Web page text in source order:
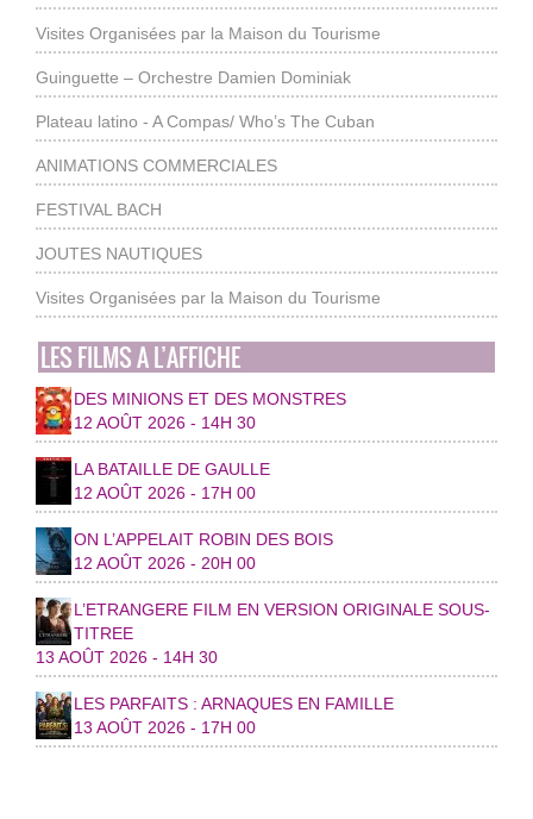
Visites Organisées par la Maison du Tourisme
Guinguette – Orchestre Damien Dominiak
Plateau latino - A Compas/ Who’s The Cuban
ANIMATIONS COMMERCIALES
FESTIVAL BACH
JOUTES NAUTIQUES
Visites Organisées par la Maison du Tourisme
LES FILMS A L’AFFICHE
DES MINIONS ET DES MONSTRES
12 AOÛT 2026 - 14H 30
LA BATAILLE DE GAULLE
12 AOÛT 2026 - 17H 00
ON L’APPELAIT ROBIN DES BOIS
12 AOÛT 2026 - 20H 00
L’ETRANGERE FILM EN VERSION ORIGINALE SOUS-
TITREE
13 AOÛT 2026 - 14H 30
LES PARFAITS : ARNAQUES EN FAMILLE
13 AOÛT 2026 - 17H 00